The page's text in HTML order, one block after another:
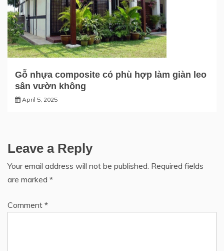
Gỗ nhựa composite có phù hợp làm giàn leo
sân vườn không
April 5, 2025
Leave a Reply
Your email address will not be published. Required fields
are marked *
Comment *